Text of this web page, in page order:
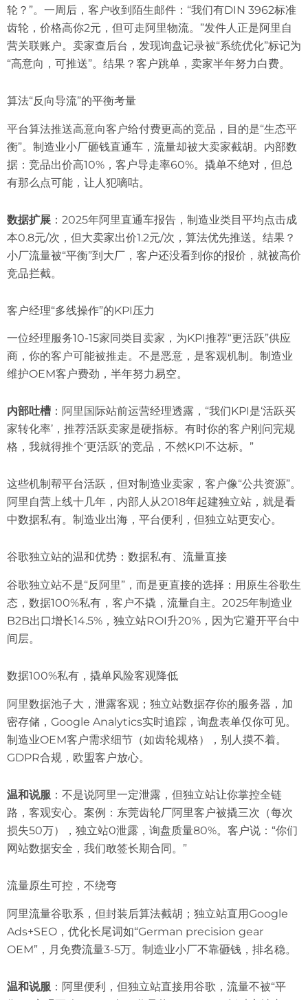
轮？”。一周后，客户收到陌生邮件：“我们有DIN 3962标准
齿轮，价格高你2元，但可走阿里物流。”发件人正是阿里自
营关联账户。卖家查后台，发现询盘记录被“系统优化”标记为
“高意向，可推送”。结果？客户跳单，卖家半年努力白费。
算法“反向导流”的平衡考量
平台算法推送高意向客户给付费更高的竞品，目的是“生态平
衡”。制造业小厂砸钱直通车，流量却被大卖家截胡。内部数
据：竞品出价高10%，客户导走率60%。撬单不绝对，但总
有那么点可能，让人犯嘀咕。
数据扩展 ：2025年阿里直通车报告，制造业类目平均点击成
本0.8元/次，但大卖家出价1.2元/次，算法优先推送。结果？
小厂流量被“平衡”到大厂，客户还没看到你的报价，就被高价
竞品拦截。
客户经理“多线操作”的KPI压力
一位经理服务10-15家同类目卖家，为KPI推荐“更活跃”供应
商，你的客户可能被推走。不是恶意，是客观机制。制造业
维护OEM客户费劲，半年努力易空。
内部吐槽 ：阿里国际站前运营经理透露，“我们KPI是‘活跃买
家转化率’，推荐活跃卖家是硬指标。有时你的客户刚问完规
格，我就得推个‘更活跃’的竞品，不然KPI不达标。”
这些机制帮平台活跃，但对制造业卖家，客户像“公共资源”。
阿里自营上线十几年，内部人从2018年起建独立站，就是看
中数据私有。制造业出海，平台便利，但独立站更安心。
谷歌独立站的温和优势：数据私有、流量直接
谷歌独立站不是“反阿里”，而是更直接的选择：用原生谷歌生
态，数据100%私有，客户不撬，流量自主。2025年制造业
B2B出口增长14.5%，独立站ROI升20%，因为它避开平台中
间层。
数据100%私有，撬单风险客观降低
阿里数据池子大，泄露客观；独立站数据存你的服务器，加
密存储，Google Analytics实时追踪，询盘表单仅你可见。
制造业OEM客户需求细节（如齿轮规格），别人摸不着。
GDPR合规，欧盟客户放心。
温和说服 ：不是说阿里一定泄露，但独立站让你掌控全链
路，客观安心。案例：东莞齿轮厂阿里客户被撬三次（每次
损失50万），独立站0泄露，询盘质量80%。客户说：“你们
网站数据安全，我们敢签长期合同。”
流量原生可控，不绕弯
阿里流量谷歌系，但封装后算法截胡；独立站直用Google
Ads+SEO，优化长尾词如“German precision gear
OEM”，月免费流量3-5万。制造业小厂不靠砸钱，排名稳。
温和说服 ：阿里便利，但独立站直接用谷歌，流量不被“平